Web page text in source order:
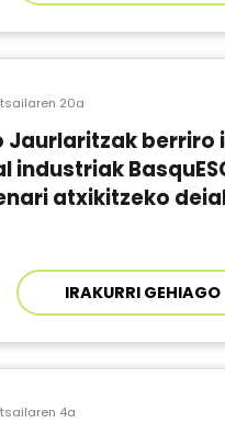
20a
Jaurlaritzak berriro
industriak
atxikitzeko
IRAKURRI GEHIAGO
4a